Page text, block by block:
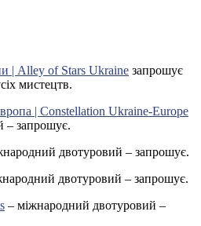
| Alley of Stars Ukraine запрошує
мистецтв.
| Constellation Ukraine-Europe
– запрошує.
двотуровий – запрошує.
двотуровий – запрошує.
– міжнародний двотуровий –